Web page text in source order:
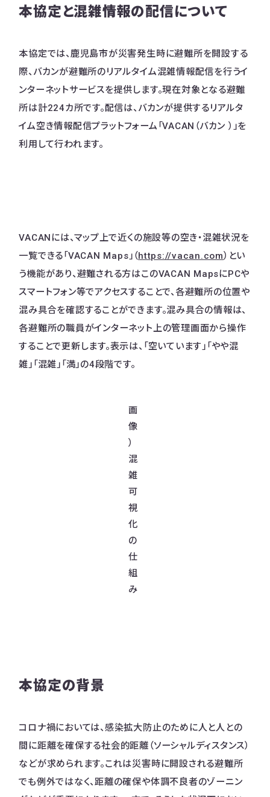
本協定と混雑情報の配信について
本協定では、鹿児島市が災害発生時に避難所を開設する
際、バカンが避難所のリアルタイム混雑情報配信を行うイ
ンターネットサービスを提供します。現在対象となる避難
所は計224カ所です。配信は、バカンが提供するリアルタ
イム空き情報配信プラットフォーム「VACAN（バカン ）」を
利用して行われます。
VACANには、マップ上で近くの施設等の空き・混雑状況を
一覧できる「VACAN Maps」（https://vacan.com）とい
う機能があり、避難される方はこのVACAN MapsにPCや
スマートフォン等でアクセスすることで、各避難所の位置や
混み具合を確認することができます。​混み具合の情報は、
各避難所の職員がインターネット上の管理画面から操作
することで更新します。表示は、「空いています」「やや混
雑」「混雑」「満」の4段階です。
画
像
）
混
雑
可
視
化
の
仕
組
み
本協定の背景
コロナ禍においては、感染拡大防止のために人と人との
間に距離を確保する社会的距離（ソーシャルディスタンス）
などが求められます。これは災害時に開設される避難所
でも例外ではなく、距離の確保や体調不良者のゾーニン